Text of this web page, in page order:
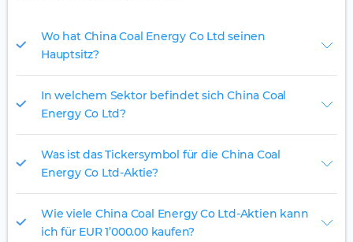
Wo hat China Coal Energy Co Ltd seinen
Hauptsitz?
In welchem Sektor befindet sich China Coal
Energy Co Ltd?
Was ist das Tickersymbol für die China Coal
Energy Co Ltd-Aktie?
Wie viele China Coal Energy Co Ltd-Aktien kann
ich für EUR 1’000.00 kaufen?